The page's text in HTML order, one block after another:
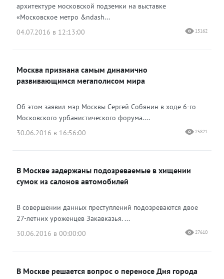
архитектуре московской подземки на выставке
«Московское метро &ndash...
04.07.2016 в 12:13:00
15162
Москва признана самым динамично
развивающимся мегаполисом мира
Об этом заявил мэр Москвы Сергей Собянин в ходе 6-го
Московского урбанистического форума....
30.06.2016 в 16:56:00
25821
В Москве задержаны подозреваемые в хищении
сумок из салонов автомобилей
В совершении данных преступлений подозреваются двое
27-летних уроженцев Закавказья. ...
30.06.2016 в 00:00:00
27610
В Москве решается вопрос о переносе Дня города